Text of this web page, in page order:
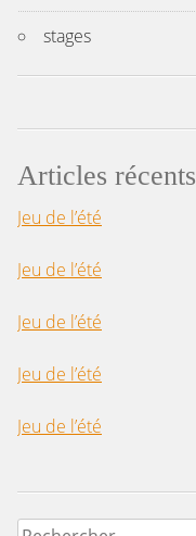
stages
Articles récents
Jeu de l’été
Jeu de l’été
Jeu de l’été
Jeu de l’été
Jeu de l’été
Rechercher :